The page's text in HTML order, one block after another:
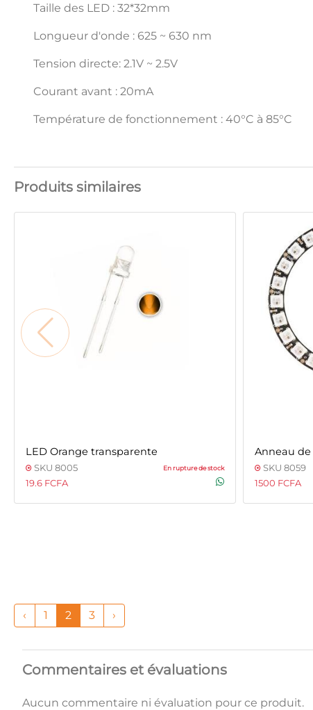
Taille des LED : 32*32mm
Longueur d'onde : 625 ~ 630 nm
Tension directe: 2.1V ~ 2.5V
Courant avant : 20mA
Température de fonctionnement : 40°C à 85°C
Produits similaires
LED Orange transparente
SKU 8005 En rupture de stock
19.6 FCFA
Anneau de
SKU 8059
1500 FCFA
‹ 1 2 3 ›
Commentaires et évaluations
Aucun commentaire ni évaluation pour ce produit.